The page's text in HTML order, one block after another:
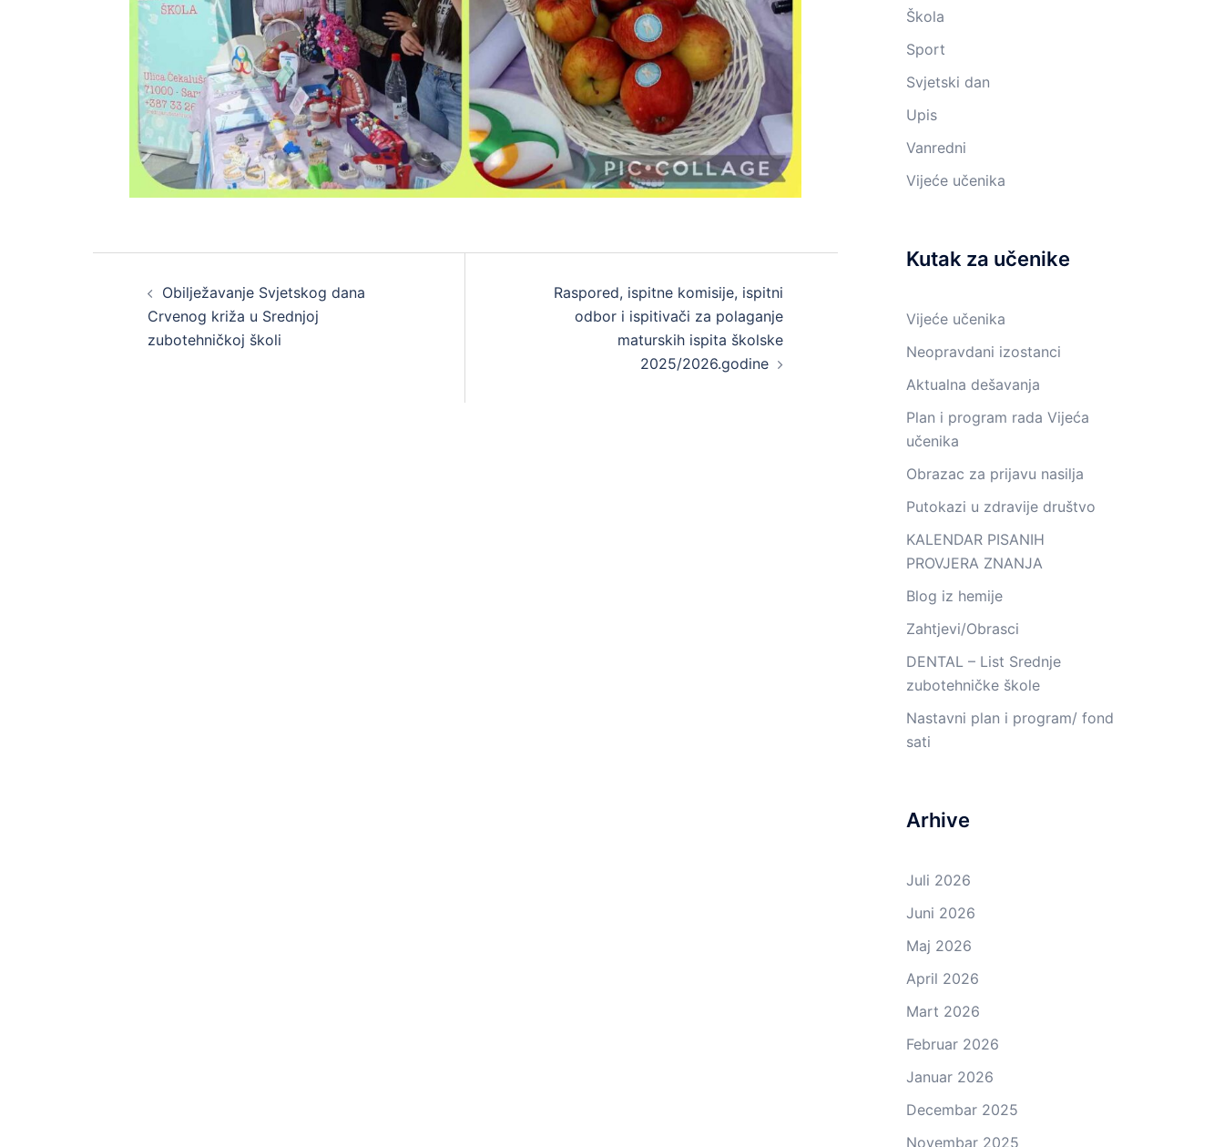
navigation
Obilježavanje Svjetskog dana
Crvenog križa u Srednjoj
zubotehničkoj školi
Raspored, ispitne komisije, ispitni
odbor i ispitivači za polaganje
maturskih ispita školske
2025/2026.godine
Škola
Sport
Svjetski dan
Upis
Vanredni
Vijeće učenika
Kutak za učenike
Vijeće učenika
Neopravdani izostanci
Aktualna dešavanja
Plan i program rada Vijeća
učenika
Obrazac za prijavu nasilja
Putokazi u zdravije društvo
KALENDAR PISANIH
PROVJERA ZNANJA
Blog iz hemije
Zahtjevi/Obrasci
DENTAL – List Srednje
zubotehničke škole
Nastavni plan i program/ fond
sati
Arhive
Juli 2026
Juni 2026
Maj 2026
April 2026
Mart 2026
Februar 2026
Januar 2026
Decembar 2025
Novembar 2025